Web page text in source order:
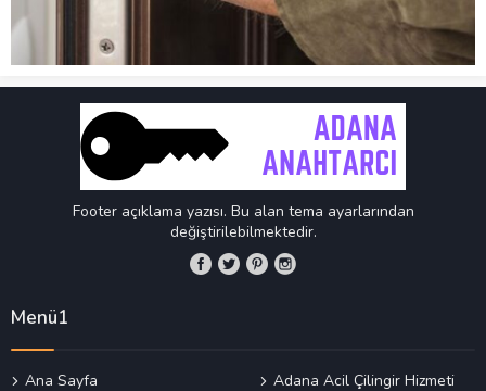
Footer açıklama yazısı. Bu alan tema ayarlarından
değiştirilebilmektedir.
Menü1
Ana Sayfa Adana Acil Çilingir Hizmeti